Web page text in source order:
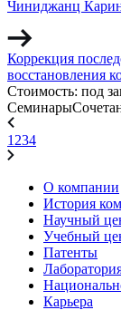
Чиниджанц
Коррекция
восстановления
Стоимость: под
Семинары
1 234
О компании
История
Научный
Учебный
Патенты
Карьера